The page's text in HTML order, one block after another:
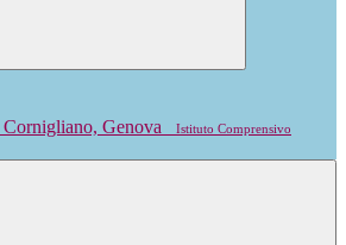
Istituto Comprensivo